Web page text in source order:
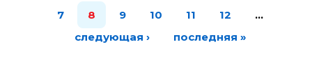
7
8 9 10 11 12
…
следующая ›
последняя »